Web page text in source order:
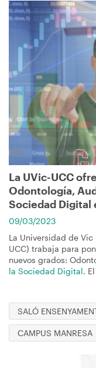
Imagen
La UVic-UCC
Odontología,
Sociedad Digital
09/03/2023
La Universidad de
UCC) trabaja para
nuevos grados:
la Sociedad Digital.
SALÓ
CAMPUS MANRESA